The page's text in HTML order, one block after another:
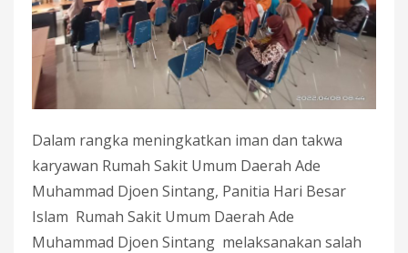
Dalam rangka meningkatkan iman dan takwa
karyawan Rumah Sakit Umum Daerah Ade
Muhammad Djoen Sintang, Panitia Hari Besar
Islam Rumah Sakit Umum Daerah Ade
Muhammad Djoen Sintang melaksanakan salah